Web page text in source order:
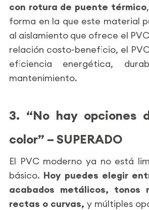
con rotura de puente térmico
forma en la que este material
al aislamiento que ofrece el
relación costo-beneficio, el
eficiencia energética,
mantenimiento.
3. “No hay opciones
color” – SUPERADO
El PVC moderno ya no está
básico. Hoy puedes elegir
acabados metálicos, tonos
rectas o curvas, y múltiples